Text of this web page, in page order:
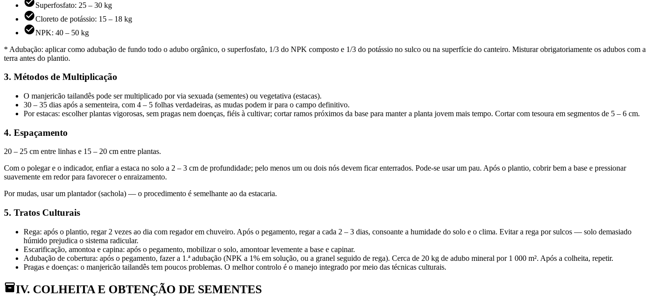
Superfosfato: 25 – 30 kg
Cloreto de potássio: 15 – 18 kg
NPK: 40 – 50 kg
* Adubação: aplicar como adubação de fundo todo o adubo orgânico, o superfosfato, 1/3 do NPK composto e 1/3 do potássio no sulco ou na superfície do canteiro. Misturar obrigatoriamente os adubos com a
terra antes do plantio.
3. Métodos de Multiplicação
O manjericão tailandês pode ser multiplicado por via sexuada (sementes) ou vegetativa (estacas).
30 – 35 dias após a sementeira, com 4 – 5 folhas verdadeiras, as mudas podem ir para o campo definitivo.
Por estacas: escolher plantas vigorosas, sem pragas nem doenças, fiéis à cultivar; cortar ramos próximos da base para manter a planta jovem mais tempo. Cortar com tesoura em segmentos de 5 – 6 cm.
4. Espaçamento
20 – 25 cm entre linhas e 15 – 20 cm entre plantas.
Com o polegar e o indicador, enfiar a estaca no solo a 2 – 3 cm de profundidade; pelo menos um ou dois nós devem ficar enterrados. Pode-se usar um pau. Após o plantio, cobrir bem a base e pressionar
suavemente em redor para favorecer o enraizamento.
Por mudas, usar um plantador (sachola) — o procedimento é semelhante ao da estacaria.
5. Tratos Culturais
Rega: após o plantio, regar 2 vezes ao dia com regador em chuveiro. Após o pegamento, regar a cada 2 – 3 dias, consoante a humidade do solo e o clima. Evitar a rega por sulcos — solo demasiado
húmido prejudica o sistema radicular.
Escarificação, amontoa e capina: após o pegamento, mobilizar o solo, amontoar levemente a base e capinar.
Adubação de cobertura: após o pegamento, fazer a 1.ª adubação (NPK a 1% em solução, ou a granel seguido de rega). Cerca de 20 kg de adubo mineral por 1 000 m². Após a colheita, repetir.
Pragas e doenças: o manjericão tailandês tem poucos problemas. O melhor controlo é o manejo integrado por meio das técnicas culturais.
IV. COLHEITA E OBTENÇÃO DE SEMENTES